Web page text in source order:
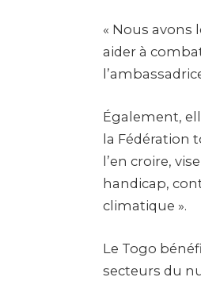
« Nous
aider à
Également,
la Fédération
l’en croire,
handicap,
climatique ».
Le Togo
secteurs du